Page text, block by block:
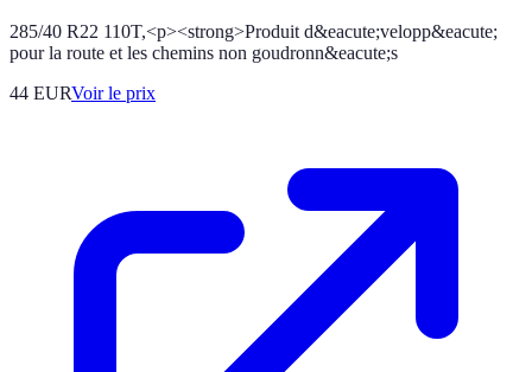
285/40 R22 110T,<p><strong>Produit d&eacute;velopp&eacute;
pour la route et les chemins non goudronn&eacute;s
44 EURVoir le prix